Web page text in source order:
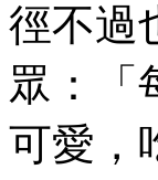
徑不過
眾：「
可愛，